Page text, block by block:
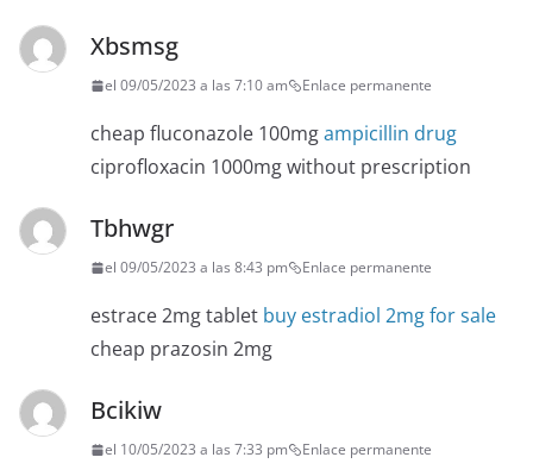
Xbsmsg
el 09/05/2023 a las 7:10 am Enlace permanente
cheap fluconazole 100mgampicillin drug
ciprofloxacin 1000mg without prescription
Tbhwgr
el 09/05/2023 a las 8:43 pm Enlace permanente
estrace 2mg tablet buy estradiol 2mg for sale
cheap prazosin 2mg
Bcikiw
el 10/05/2023 a las 7:33 pm Enlace permanente